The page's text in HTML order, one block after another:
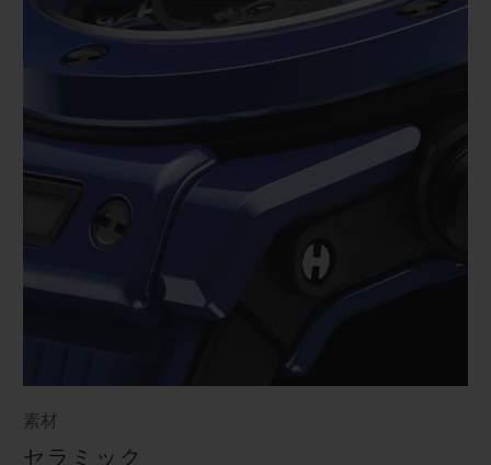
素材
セラミック